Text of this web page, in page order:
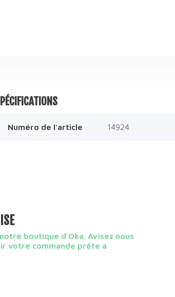
Numéro de l'article 14924
boutique d'Oka. Avisez nous
votre commande prête à